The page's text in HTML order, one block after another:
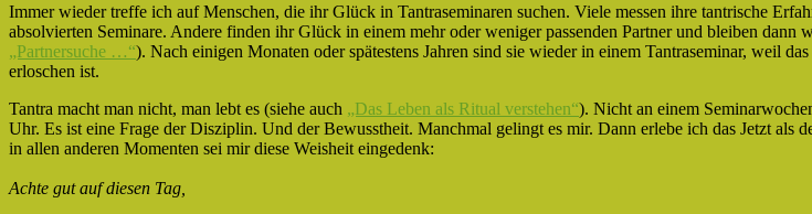
Immer wieder treffe ich auf Menschen, die ihr Glück in Tantraseminaren suchen. Viele messen ihre tantrische
absolvierten Seminare. Andere finden ihr Glück in einem mehr oder weniger passenden Partner und bleiben dann
„Partnersuche …“). Nach einigen Monaten oder spätestens Jahren sind sie wieder in einem Tantraseminar, weil
erloschen ist.
Tantra macht man nicht, man lebt es (siehe auch „Das Leben als Ritual verstehen“). Nicht an einem
Uhr. Es ist eine Frage der Disziplin. Und der Bewusstheit. Manchmal gelingt es mir. Dann erlebe ich das Jetzt als
in allen anderen Momenten sei mir diese Weisheit eingedenk:
Achte gut auf diesen Tag,